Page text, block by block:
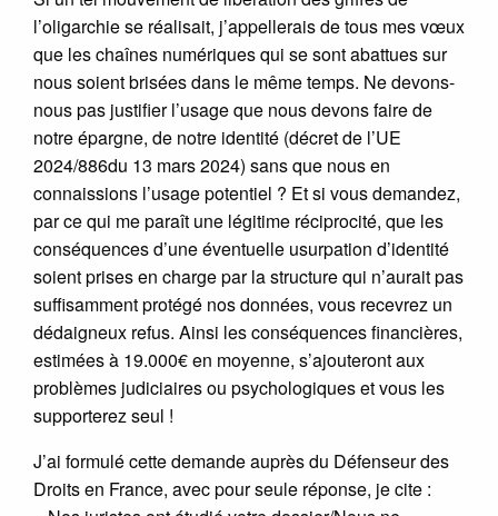
l’oligarchie se réalisait, j’appellerais de tous mes vœux
que les chaînes numériques qui se sont abattues sur
nous soient brisées dans le même temps. Ne devons-
nous pas justifier l’usage que nous devons faire de
notre épargne, de notre identité (décret de l’UE
2024/886du 13 mars 2024) sans que nous en
connaissions l’usage potentiel ? Et si vous demandez,
par ce qui me paraît une légitime réciprocité, que les
conséquences d’une éventuelle usurpation d’identité
soient prises en charge par la structure qui n’aurait pas
suffisamment protégé nos données, vous recevrez un
dédaigneux refus. Ainsi les conséquences financières,
estimées à 19.000€ en moyenne, s’ajouteront aux
problèmes judiciaires ou psychologiques et vous les
supporterez seul !
J’ai formulé cette demande auprès du Défenseur des
Droits en France, avec pour seule réponse, je cite :